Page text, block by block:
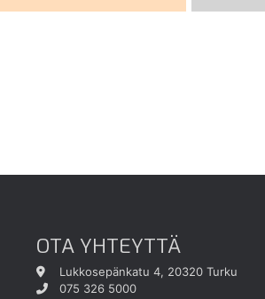
OTA YHTEYTTÄ
Lukkosepänkatu 4, 20320 Turku
075 326 5000